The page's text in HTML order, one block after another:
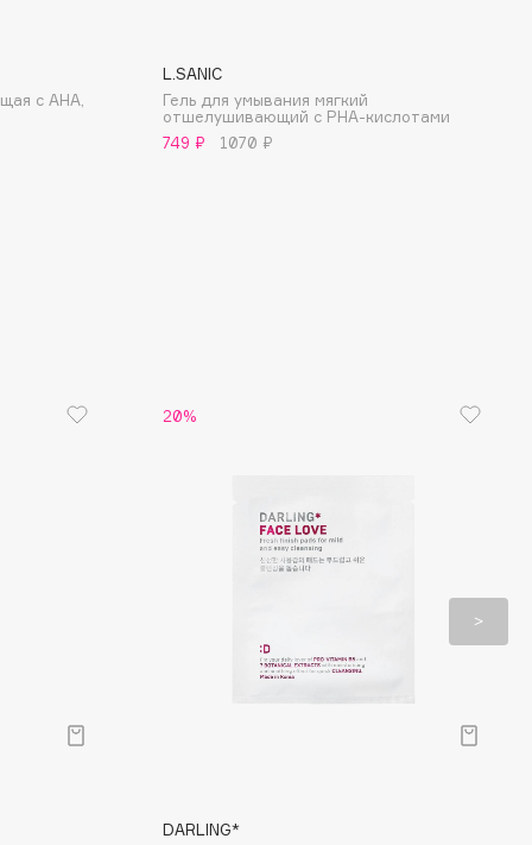
с AHA,
L.SANIC
Гель для умывания мягкий
отшелушивающий с PHA-кислотами
749 ₽
1070 ₽
20%
DARLING*